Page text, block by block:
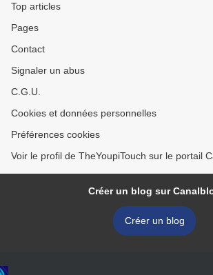
Top articles
Pages
Contact
Signaler un abus
C.G.U.
Cookies et données personnelles
Préférences cookies
Voir le profil de TheYoupiTouch sur le portail
Créer un blog sur
Créer un blog